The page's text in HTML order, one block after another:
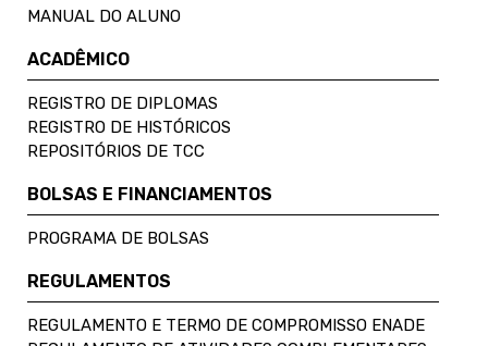
MANUAL DO ALUNO
ACADÊMICO
REGISTRO DE DIPLOMAS
REGISTRO DE HISTÓRICOS
REPOSITÓRIOS DE TCC
BOLSAS E FINANCIAMENTOS
PROGRAMA DE BOLSAS
REGULAMENTOS
REGULAMENTO E TERMO DE COMPROMISSO ENADE